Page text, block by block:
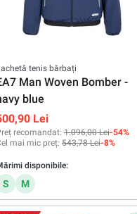
tenis bărbați
Man Woven Bomber -
blue
Lei
recomandat: 1.096,00 Lei-54%
mai mic preț: 543,78 Lei-8%
disponibile:
S M